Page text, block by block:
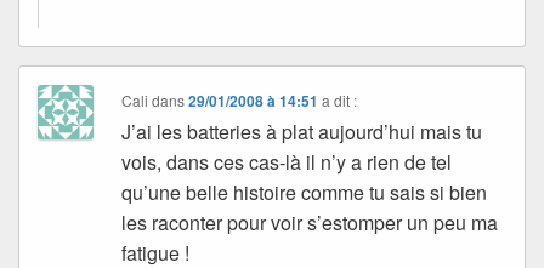
Cali dans29/01/2008 à 14:51 a dit :
J’ai les batteries à plat aujourd’hui mais tu
vois, dans ces cas-là il n’y a rien de tel
qu’une belle histoire comme tu sais si bien
les raconter pour voir s’estomper un peu ma
fatigue !